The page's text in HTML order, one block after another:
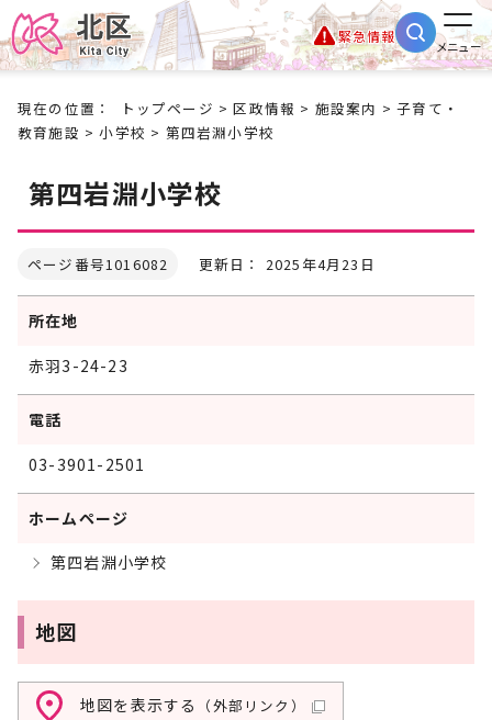
緊急情報
メニュー
現在の位置： トップページ >区政情報 > 施設案内 >子育て・
教育施設 >小学校 > 第四岩淵小学校
第四岩淵小学校
ページ番号1016082 更新日： 2025年4月23日
所在地
赤羽3-24-23
電話
03-3901-2501
ホームページ
第四岩淵小学校
地図
地図を表示する （外部リンク）